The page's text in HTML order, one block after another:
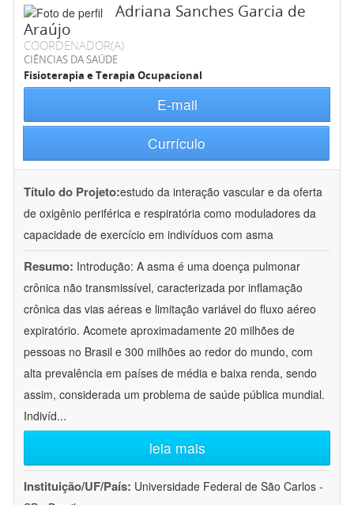
Adriana Sanches Garcia de
Araújo
COORDENADOR(A)
CIÊNCIAS DA SAÚDE
Fisioterapia e Terapia Ocupacional
E-mail
Currículo
Título do Projeto:estudo da interação vascular e da oferta
de oxigênio periférica e respiratória como moduladores da
capacidade de exercício em indivíduos com asma
Resumo: Introdução: A asma é uma doença pulmonar
crônica não transmissível, caracterizada por inflamação
crônica das vias aéreas e limitação variável do fluxo aéreo
expiratório. Acomete aproximadamente 20 milhões de
pessoas no Brasil e 300 milhões ao redor do mundo, com
alta prevalência em países de média e baixa renda, sendo
assim, considerada um problema de saúde pública mundial.
Indivíd...
leia mais
Instituição/UF/País: Universidade Federal de São Carlos -